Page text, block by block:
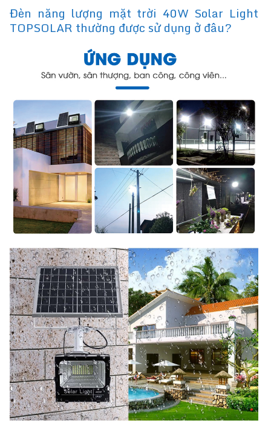
Đèn năng lượng mặt trời 40W Solar Light
TOPSOLAR thường được sử dụng ở đâu?